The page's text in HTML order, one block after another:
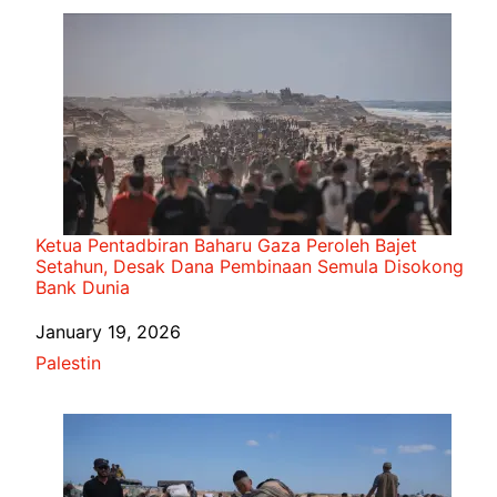
Ketua Pentadbiran Baharu Gaza Peroleh Bajet
Setahun, Desak Dana Pembinaan Semula Disokong
Bank Dunia
Date
January 19, 2026
In relation to
Palestin